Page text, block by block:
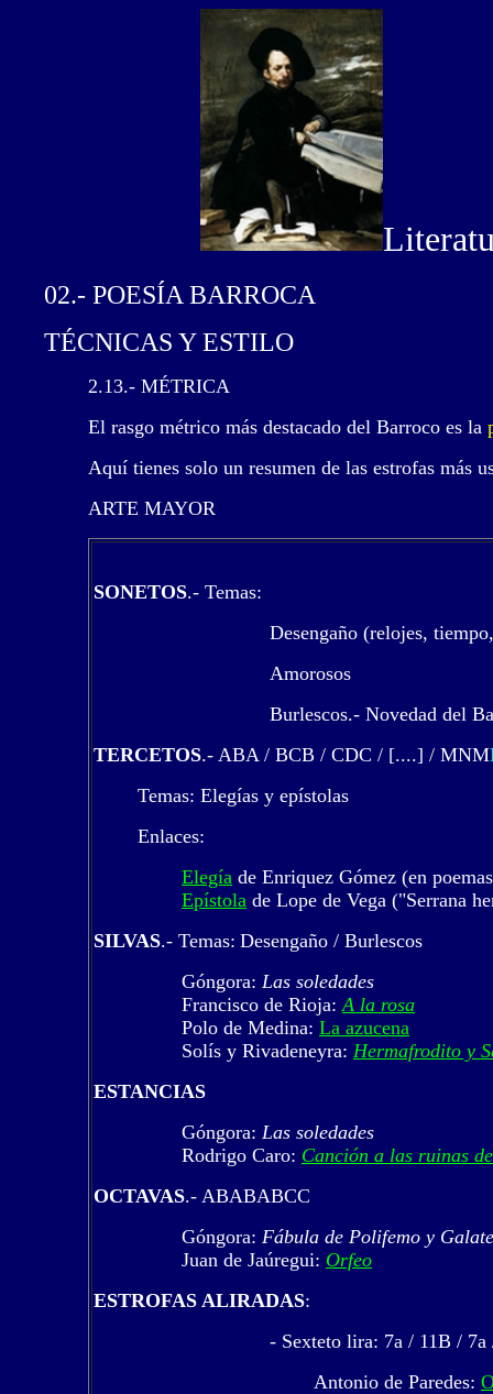
02.- POESÍA BARROCA
TÉCNICAS Y ESTILO
2.13.- MÉTRICA
El rasgo métrico más destacado del Barroco es la
Aquí tienes solo un resumen de las estrofas más
ARTE MAYOR
SONETOS.- Temas:
Desengaño (relojes,
Amorosos
Burlescos.- Novedad del
TERCETOS.- ABA / BCB / CDC / [....] / MNM
Temas: Elegías y epístolas
Enlaces:
Elegía de Enriquez Gómez (en
Epístola de Lope de Vega ("Serrana
SILVAS.- Temas: Desengaño / Burlescos
Góngora: Las soledades
Francisco de Rioja:A la rosa
Polo de Medina: La azucena
Solís y Rivadeneyra: Hermafrodito y
ESTANCIAS
Góngora: Las soledades
Rodrigo Caro: Canción a las ruinas
OCTAVAS.- ABABABCC
Góngora: Fábula de Polifemo y
Juan de Jaúregui: Orfeo
ESTROFAS ALIRADAS:
- Sexteto lira: 7a / 11B /
Antonio de Paredes: